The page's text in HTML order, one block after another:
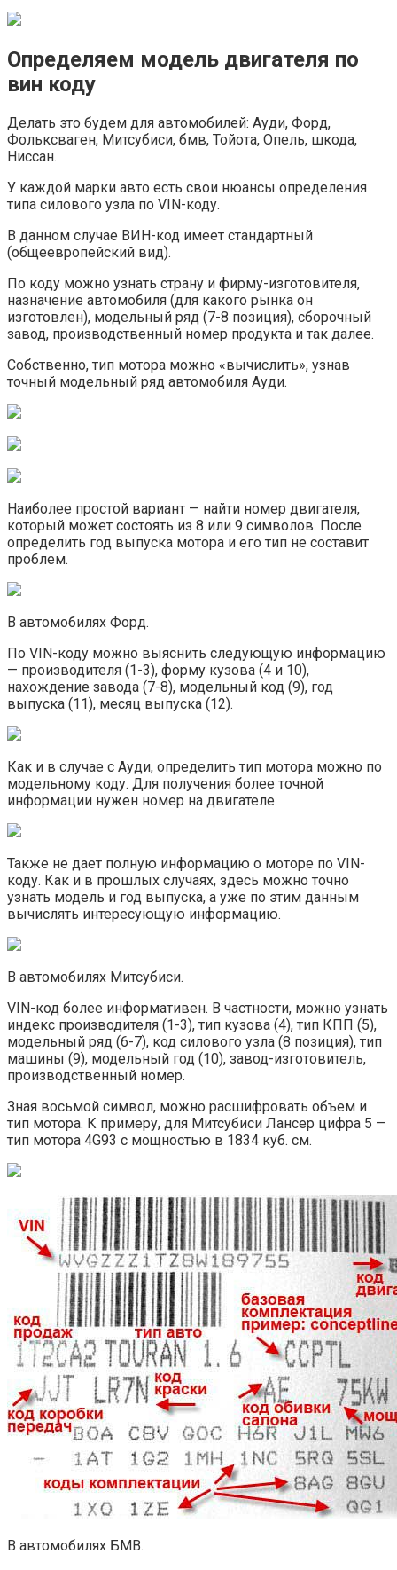
Определяем модель двигателя по
вин коду
Делать это будем для автомобилей: Ауди, Форд,
Фольксваген, Митсубиси, бмв, Тойота, Опель, шкода,
Ниссан.
У каждой марки авто есть свои нюансы определения
типа силового узла по VIN-коду.
В данном случае ВИН-код имеет стандартный
(общеевропейский вид).
По коду можно узнать страну и фирму-изготовителя,
назначение автомобиля (для какого рынка он
изготовлен), модельный ряд (7-8 позиция), сборочный
завод, производственный номер продукта и так далее.
Собственно, тип мотора можно «вычислить», узнав
точный модельный ряд автомобиля Ауди.
Наиболее простой вариант — найти номер двигателя,
который может состоять из 8 или 9 символов. После
определить год выпуска мотора и его тип не составит
проблем.
В автомобилях Форд.
По VIN-коду можно выяснить следующую информацию
— производителя (1-3), форму кузова (4 и 10),
нахождение завода (7-8), модельный код (9), год
выпуска (11), месяц выпуска (12).
Как и в случае с Ауди, определить тип мотора можно по
модельному коду. Для получения более точной
информации нужен номер на двигателе.
Также не дает полную информацию о моторе по VIN-
коду. Как и в прошлых случаях, здесь можно точно
узнать модель и год выпуска, а уже по этим данным
вычислять интересующую информацию.
В автомобилях Митсубиси.
VIN-код более информативен. В частности, можно узнать
индекс производителя (1-3), тип кузова (4), тип КПП (5),
модельный ряд (6-7), код силового узла (8 позиция), тип
машины (9), модельный год (10), завод-изготовитель,
производственный номер.
Зная восьмой символ, можно расшифровать объем и
тип мотора. К примеру, для Митсубиси Лансер цифра 5 —
тип мотора 4G93 с мощностью в 1834 куб. см.
В автомобилях БМВ.